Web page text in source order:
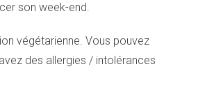
son week-end.
végétarienne. Vous pouvez
des allergies / intolérances